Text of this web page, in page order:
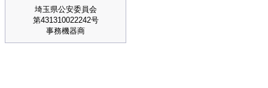
埼玉県公安委員会
第431310022242号
事務機器商